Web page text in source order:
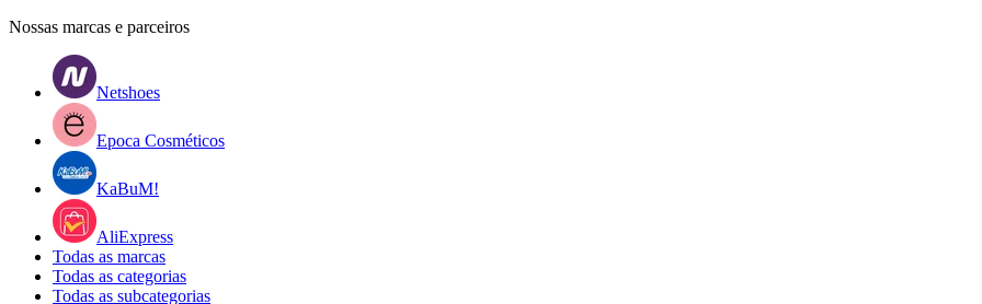
Nossas marcas e parceiros
Netshoes
Epoca Cosméticos
KaBuM!
AliExpress
Todas as marcas
Todas as categorias
Todas as subcategorias